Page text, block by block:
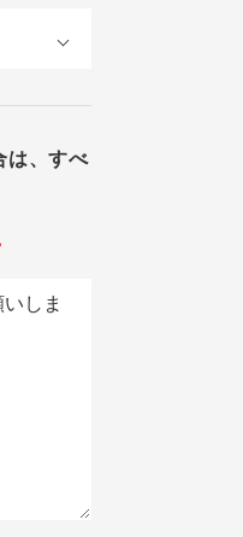
は、すべ